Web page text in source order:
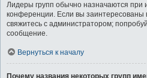
Лидеры групп обычно назначаются при
конференции. Если вы заинтересованы
свяжитесь с администратором;
сообщение.
Вернуться к началу
Почему названия некоторых групп